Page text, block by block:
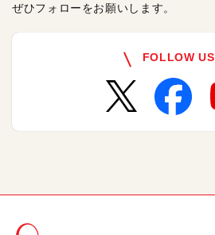
ぜひフォローをお願いします。
FOLLOW US